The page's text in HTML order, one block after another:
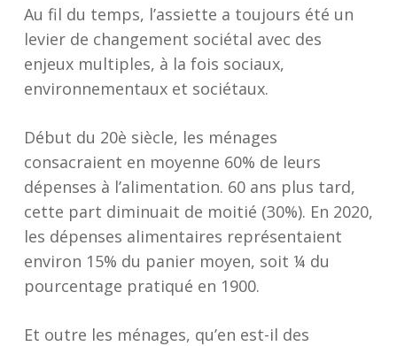
Au fil du temps, l’assiette a toujours été un
levier de changement sociétal avec des
enjeux multiples, à la fois sociaux,
environnementaux et sociétaux.
Début du 20è siècle, les ménages
consacraient en moyenne 60% de leurs
dépenses à l’alimentation. 60 ans plus tard,
cette part diminuait de moitié (30%). En 2020,
les dépenses alimentaires représentaient
environ 15% du panier moyen, soit ¼ du
pourcentage pratiqué en 1900.
Et outre les ménages, qu’en est-il des